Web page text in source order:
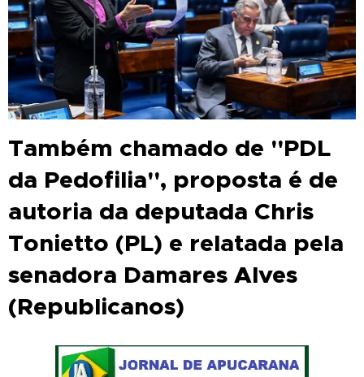
Também chamado de "PDL
da Pedofilia", proposta é de
autoria da deputada Chris
Tonietto (PL) e relatada pela
senadora Damares Alves
(Republicanos)